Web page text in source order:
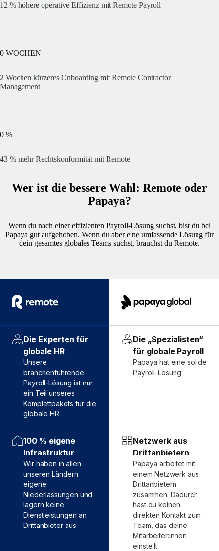
12 % höhere operative Effizienz mit Remote Payroll
0 WOCHEN
2 Wochen kürzeres Onboarding mit Remote Contractor
Management
0 %
43 % mehr Rechtskonformität mit Remote
Wer ist die bessere Wahl: Remote oder
Papaya?
Wenn du nach einer effizienten Payroll-Lösung suchst, bist du bei
Papaya gut aufgehoben. Wenn du aber eine umfassende Lösung für
dein gesamtes globales Teams suchst, brauchst du Remote.
Die Experten für
globale HR
Unsere
branchenführende
Payroll-Lösung ist nur
ein Teil unseres
Komplettpakets für die
globale HR.
Die „Spezialisten“
für globale Payroll
Papaya hat eine solide
Payroll-Lösung.
100 % eigene
Infrastruktur
Wir haben in allen
unseren Ländern
eigene
Niederlassungen und
lagern keine
Dienstleistungen an
Drittanbieter aus.
Netzwerk aus
Drittanbietern
Papaya arbeitet mit
einem Netzwerk aus
Drittanbietern
zusammen. Dadurch
hast du keinen
direkten Kontakt zum
Team, das deine
Mitarbeiter:innen
einstellt.